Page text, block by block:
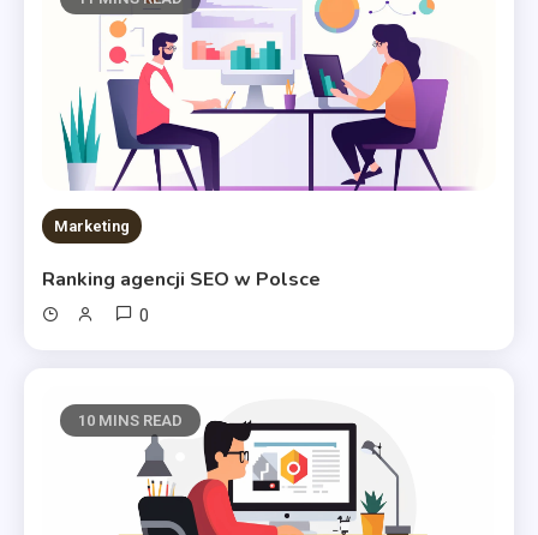
Marketing
Ranking agencji SEO w Polsce
0
10 MINS READ